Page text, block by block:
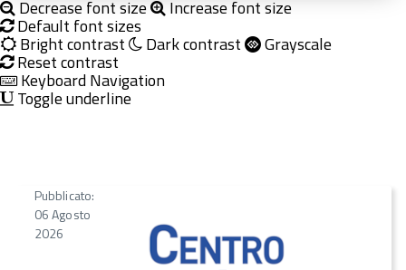
Decrease font size Increase font size
Default font sizes
Bright contrast Dark contrast Grayscale
Reset contrast
Keyboard Navigation
Toggle underline
Pubblicato:
06 Agosto
2026